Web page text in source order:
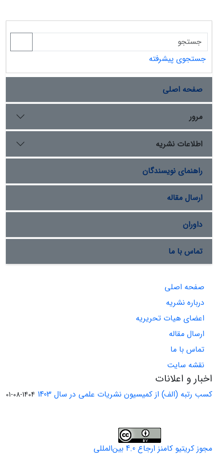
جستجوی پیشرفته
صفحه اصلی
مرور
اطلاعات نشریه
راهنمای نویسندگان
ارسال مقاله
داوران
تماس با ما
صفحه اصلی
درباره نشریه
اعضای هیات تحریریه
ارسال مقاله
تماس با ما
نقشه سایت
اخبار و اعلانات
کسب رتبه (الف) از کمیسیون نشریات علمی در سال 1403 1404-08-01
مجوز کریتیو کامنز ارجاع 4.0 بین‌المللی